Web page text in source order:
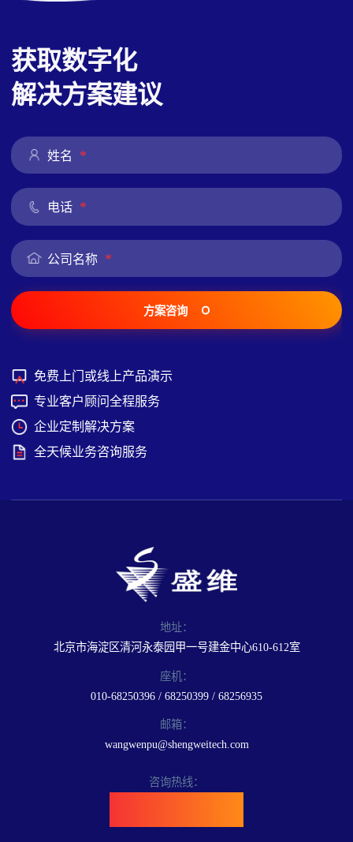
获取数字化
解决方案建议
姓名 *
电话 *
公司名称 *
方案咨询
免费上门或线上产品演示
专业客户顾问全程服务
企业定制解决方案
全天候业务咨询服务
地址：
北京市海淀区清河永泰园甲一号建金中心610-612室
座机：
010-68250396 / 68250399 / 68256935
邮箱：
wangwenpu@shengweitech.com
咨询热线：